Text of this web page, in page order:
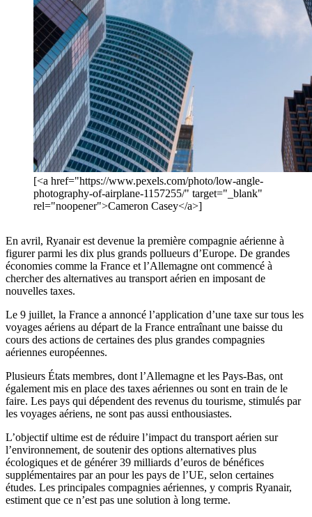
[<a href="https://www.pexels.com/photo/low-angle-
photography-of-airplane-1157255/" target="_blank"
rel="noopener">Cameron Casey</a>]
En avril, Ryanair est devenue la première compagnie aérienne à
figurer parmi les dix plus grands pollueurs d’Europe. De grandes
économies comme la France et l’Allemagne ont commencé à
chercher des alternatives au transport aérien en imposant de
nouvelles taxes.
Le 9 juillet, la France a annoncé l’application d’une taxe sur tous les
voyages aériens au départ de la France entraînant une baisse du
cours des actions de certaines des plus grandes compagnies
aériennes européennes.
Plusieurs États membres, dont l’Allemagne et les Pays-Bas, ont
également mis en place des taxes aériennes ou sont en train de le
faire. Les pays qui dépendent des revenus du tourisme, stimulés par
les voyages aériens, ne sont pas aussi enthousiastes.
L’objectif ultime est de réduire l’impact du transport aérien sur
l’environnement, de soutenir des options alternatives plus
écologiques et de générer 39 milliards d’euros de bénéfices
supplémentaires par an pour les pays de l’UE, selon certaines
études. Les principales compagnies aériennes, y compris Ryanair,
estiment que ce n’est pas une solution à long terme.